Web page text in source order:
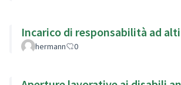
Incarico di responsabilità ad
hermann 0